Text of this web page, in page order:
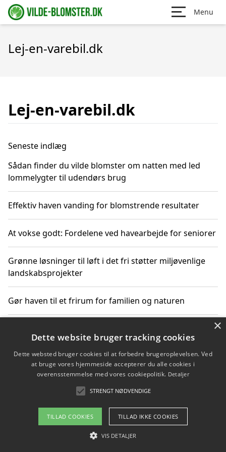
Menu
Lej-en-varebil.dk
Lej-en-varebil.dk
Seneste indlæg
Sådan finder du vilde blomster om natten med led
lommelygter til udendørs brug
Effektiv haven vanding for blomstrende resultater
At vokse godt: Fordelene ved havearbejde for seniorer
Grønne løsninger til løft i det fri støtter miljøvenlige
landskabsprojekter
Gør haven til et frirum for familien og naturen
Om / kontakt
Blog Betingelser
×
Dette website bruger tracking cookies
Dette websted bruger cookies til at forbedre brugeroplevelsen. Ved
at bruge vores hjemmeside accepterer du alle cookies i
overensstemmelse med vores cookiepolitik. Detaljer
STRENGT NØDVENDIGE
TILLAD COOKIES TILLAD IKKE COOKIES
VIS DETALJER